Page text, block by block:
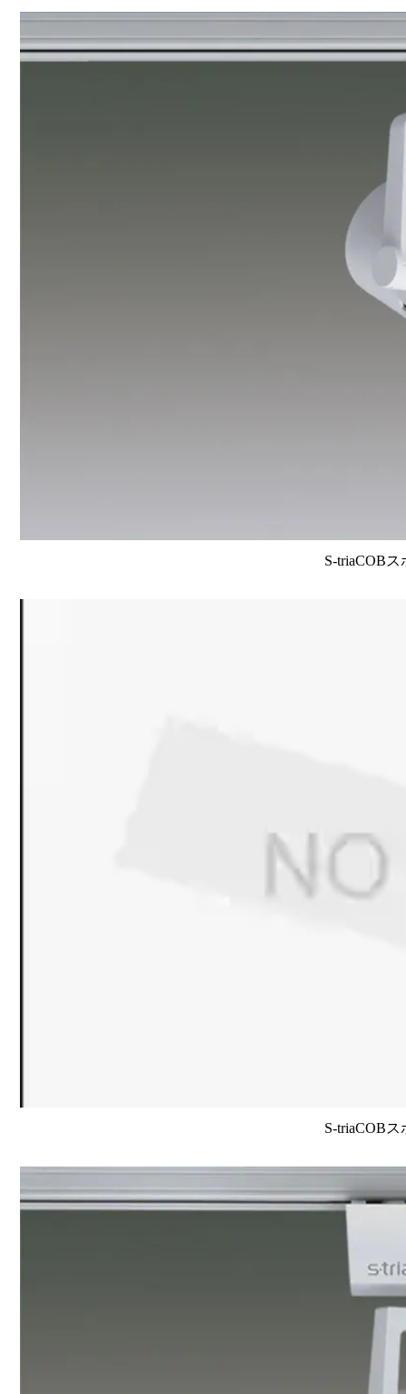
S-triaCOB
S-triaCOB